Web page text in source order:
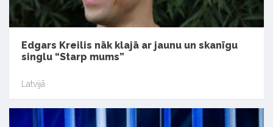
Edgars Kreilis nāk klajā ar jaunu un skanīgu
singlu “Starp mums”
Latvijā